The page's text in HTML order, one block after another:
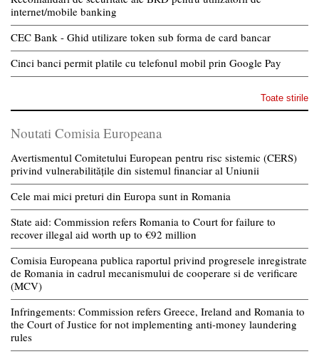
internet/mobile banking
CEC Bank - Ghid utilizare token sub forma de card bancar
Cinci banci permit platile cu telefonul mobil prin Google Pay
Toate stirile
Noutati Comisia Europeana
Avertismentul Comitetului European pentru risc sistemic (CERS)
privind vulnerabilitățile din sistemul financiar al Uniunii
Cele mai mici preturi din Europa sunt in Romania
State aid: Commission refers Romania to Court for failure to
recover illegal aid worth up to €92 million
Comisia Europeana publica raportul privind progresele inregistrate
de Romania in cadrul mecanismului de cooperare si de verificare
(MCV)
Infringements: Commission refers Greece, Ireland and Romania to
the Court of Justice for not implementing anti-money laundering
rules